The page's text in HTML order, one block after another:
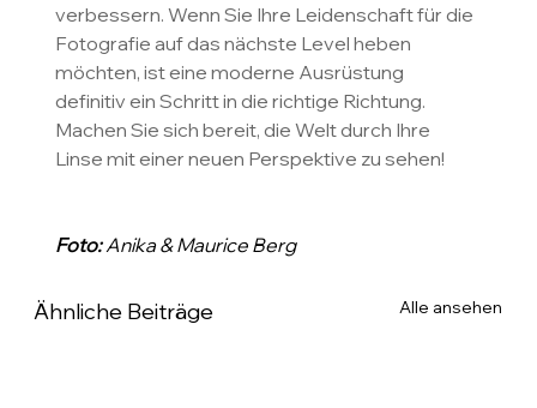
verbessern. Wenn Sie Ihre Leidenschaft für die
Fotografie auf das nächste Level heben
möchten, ist eine moderne Ausrüstung
definitiv ein Schritt in die richtige Richtung.
Machen Sie sich bereit, die Welt durch Ihre
Linse mit einer neuen Perspektive zu sehen!
Foto: Anika & Maurice Berg
Ähnliche Beiträge Alle ansehen